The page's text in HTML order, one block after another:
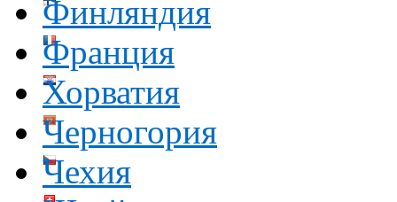
Финляндия
Франция
Хорватия
Черногория
Чехия